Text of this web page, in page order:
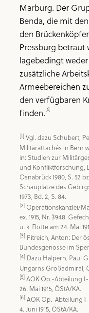
Marburg. Der
Benda, die mit
den
Pressburg betraut
lagebedingt
zusätzliche
Armeebereichen
den verfügbaren
finden.[6]
[1] Vgl. dazu Schubert,
Militärattachés in Bern
in: Studien zur
und Konfliktforschung,
Osnabrück 1980, S. 52
Schauplätze des
[2] Operationskanzlei/
ex. 1915, Nr. 3948.
[3] Pitreich, Anton: Der
[4] Dazu Halpern, Paul
[5] AOK Op.-Abteilung I-
[6] AOK Op.-Abteilung I-
4. Juni 1915, ÖStA/KA.